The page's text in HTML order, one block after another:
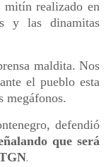
realizado en
y las dinamitas
maldita. Nos
el pueblo esta
megáfonos.
defendió
que será
.